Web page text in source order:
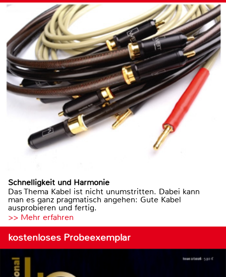
Schnelligkeit und Harmonie
Das Thema Kabel ist nicht unumstritten. Dabei kann
man es ganz pragmatisch angehen: Gute Kabel
ausprobieren und fertig.
>> Mehr erfahren
kostenloses Probeexemplar